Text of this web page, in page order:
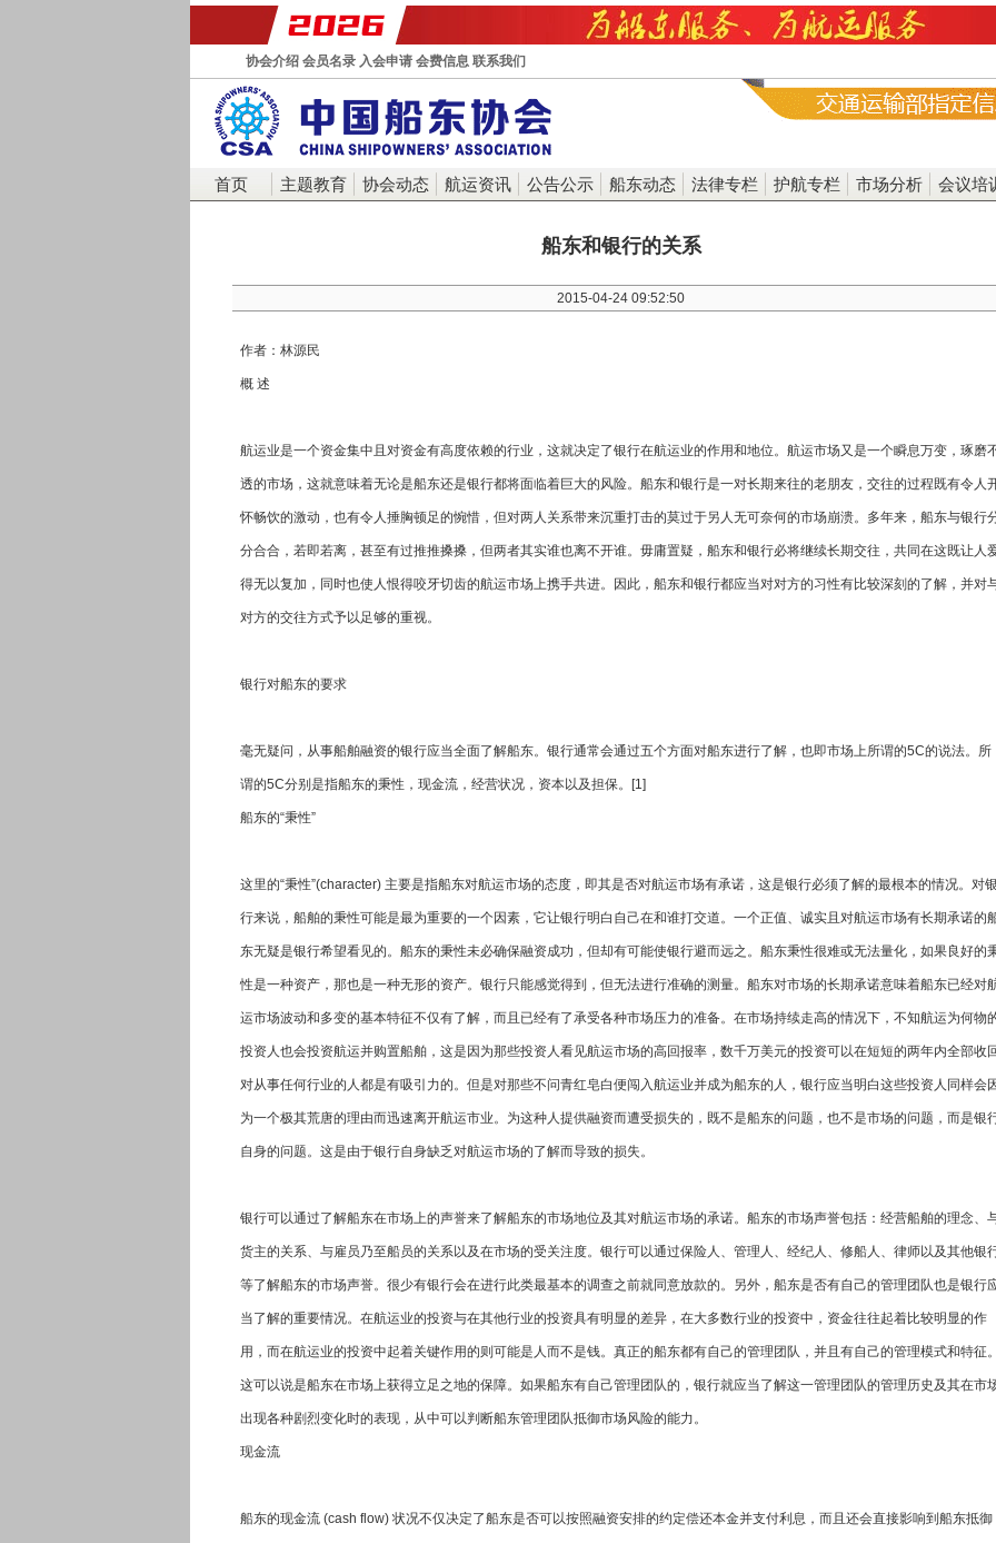
协会介绍 会员名录 入会申请 会费信息 联系我们
首页 主题教育 协会动态 航运资讯 公告公示 船东动态 法律专栏 护航专栏 市场分析 会议培训
船东和银行的关系
2015-04-24 09:52:50
作者：林源民
概 述
航运业是一个资金集中且对资金有高度依赖的行业，这就决定了银行在航运业的作用和地位。航运市场又是一个瞬息万变，琢磨
透的市场，这就意味着无论是船东还是银行都将面临着巨大的风险。船东和银行是一对长期来往的老朋友，交往的过程既有令人
怀畅饮的激动，也有令人捶胸顿足的惋惜，但对两人关系带来沉重打击的莫过于另人无可奈何的市场崩溃。多年来，船东与银行
分合合，若即若离，甚至有过推推搡搡，但两者其实谁也离不开谁。毋庸置疑，船东和银行必将继续长期交往，共同在这既让人
得无以复加，同时也使人恨得咬牙切齿的航运市场上携手共进。因此，船东和银行都应当对对方的习性有比较深刻的了解，并对
对方的交往方式予以足够的重视。
银行对船东的要求
毫无疑问，从事船舶融资的银行应当全面了解船东。银行通常会通过五个方面对船东进行了解，也即市场上所谓的5C的说法。所
谓的5C分别是指船东的秉性，现金流，经营状况，资本以及担保。[1]
船东的“秉性”
这里的“秉性”(character) 主要是指船东对航运市场的态度，即其是否对航运市场有承诺，这是银行必须了解的最根本的情况。对银
行来说，船舶的秉性可能是最为重要的一个因素，它让银行明白自己在和谁打交道。一个正值、诚实且对航运市场有长期承诺的
东无疑是银行希望看见的。船东的秉性未必确保融资成功，但却有可能使银行避而远之。船东秉性很难或无法量化，如果良好的
性是一种资产，那也是一种无形的资产。银行只能感觉得到，但无法进行准确的测量。船东对市场的长期承诺意味着船东已经对
运市场波动和多变的基本特征不仅有了解，而且已经有了承受各种市场压力的准备。在市场持续走高的情况下，不知航运为何物
投资人也会投资航运并购置船舶，这是因为那些投资人看见航运市场的高回报率，数千万美元的投资可以在短短的两年内全部收
对从事任何行业的人都是有吸引力的。但是对那些不问青红皂白便闯入航运业并成为船东的人，银行应当明白这些投资人同样会
为一个极其荒唐的理由而迅速离开航运市业。为这种人提供融资而遭受损失的，既不是船东的问题，也不是市场的问题，而是银
自身的问题。这是由于银行自身缺乏对航运市场的了解而导致的损失。
银行可以通过了解船东在市场上的声誉来了解船东的市场地位及其对航运市场的承诺。船东的市场声誉包括：经营船舶的理念、
货主的关系、与雇员乃至船员的关系以及在市场的受关注度。银行可以通过保险人、管理人、经纪人、修船人、律师以及其他银
等了解船东的市场声誉。很少有银行会在进行此类最基本的调查之前就同意放款的。另外，船东是否有自己的管理团队也是银行
当了解的重要情况。在航运业的投资与在其他行业的投资具有明显的差异，在大多数行业的投资中，资金往往起着比较明显的作
用，而在航运业的投资中起着关键作用的则可能是人而不是钱。真正的船东都有自己的管理团队，并且有自己的管理模式和特征。
这可以说是船东在市场上获得立足之地的保障。如果船东有自己管理团队的，银行就应当了解这一管理团队的管理历史及其在市
出现各种剧烈变化时的表现，从中可以判断船东管理团队抵御市场风险的能力。
现金流
船东的现金流 (cash flow) 状况不仅决定了船东是否可以按照融资安排的约定偿还本金并支付利息，而且还会直接影响到船东抵御